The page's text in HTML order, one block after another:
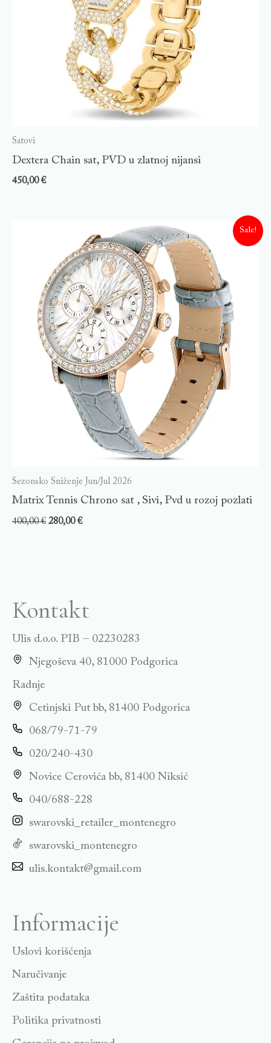
Satovi
Dextera Chain sat, PVD u zlatnoj nijansi
450,00€
Sale!
Sezonsko Sniženje Jun/Jul 2026
Matrix Tennis Chrono sat , Sivi, Pvd u rozoj pozlati
400,00€ 280,00€
Kontakt
Ulis d.o.o. PIB – 02230283
Njegoševa 40, 81000 Podgorica
Radnje
Cetinjski Put bb, 81400 Podgorica
068/79-71-79
020/240-430
Novice Cerovića bb, 81400 Niksić
040/688-228
swarovski_retailer_montenegro
swarovski_montenegro
ulis.kontakt@gmail.com
Informacije
Uslovi korišćenja
Naručivanje
Zaštita podataka
Politika privatnosti